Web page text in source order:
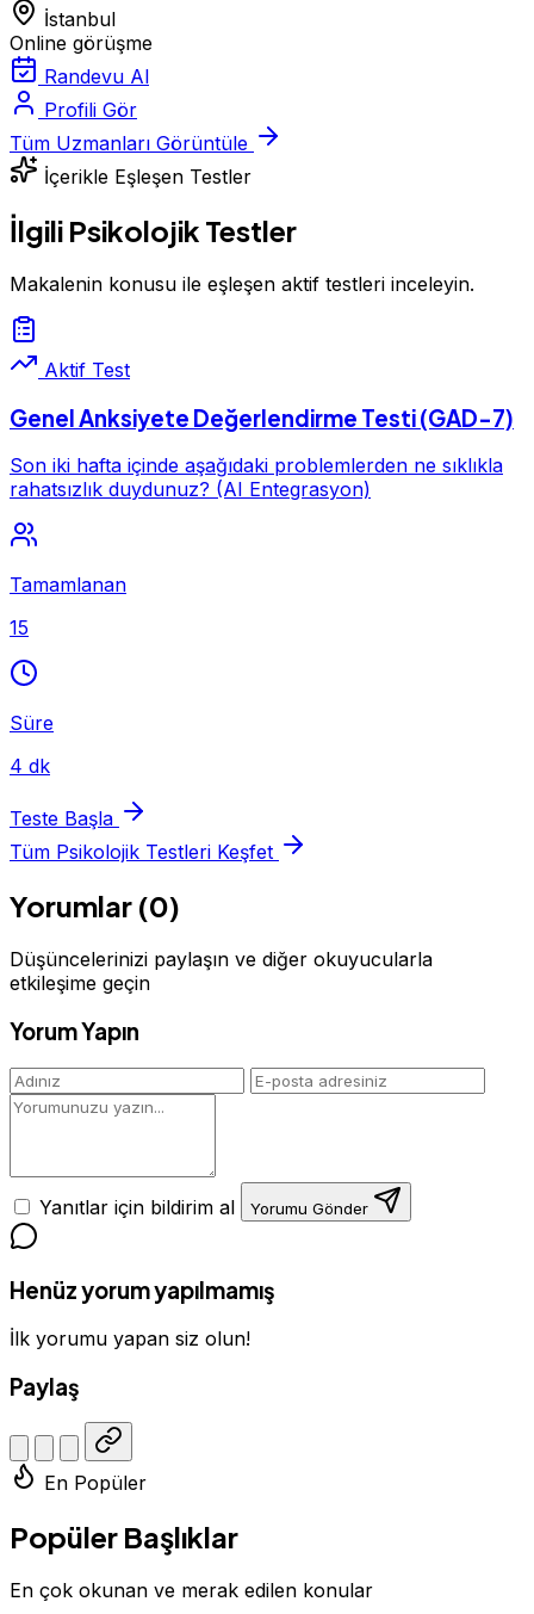
İstanbul
Online görüşme
Randevu Al
Profili Gör
Tüm Uzmanları Görüntüle
İçerikle Eşleşen Testler
İlgili Psikolojik Testler
Makalenin konusu ile eşleşen aktif testleri inceleyin.
Aktif Test
Genel Anksiyete Değerlendirme Testi (GAD-7)
Son iki hafta içinde aşağıdaki problemlerden ne sıklıkla
rahatsızlık duydunuz? (AI Entegrasyon)
Tamamlanan
15
Süre
4 dk
Teste Başla
Tüm Psikolojik Testleri Keşfet
Yorumlar (0)
Düşüncelerinizi paylaşın ve diğer okuyucularla
etkileşime geçin
Yorum Yapın
Yanıtlar için bildirim al Yorumu Gönder
Henüz yorum yapılmamış
İlk yorumu yapan siz olun!
Paylaş
En Popüler
Popüler Başlıklar
En çok okunan ve merak edilen konular